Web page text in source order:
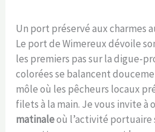
Un port préservé aux charmes
Le port de Wimereux dévoile
les premiers pas sur la digue-
colorées se balancent
môle où les pêcheurs locaux
filets à la main. Je vous invite à
matinaleoù l’activité portuaire